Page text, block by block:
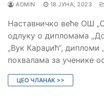
ADMIN 18 ЈУНА, 2023
Наставничко веће ОШ
одлуку о дипломама
„Вук Караџић“, дипломи
похвалама за ученике
ЦЕО ЧЛАНАК >>